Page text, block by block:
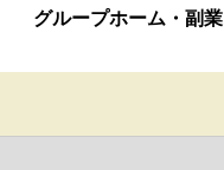
グループホーム・副業